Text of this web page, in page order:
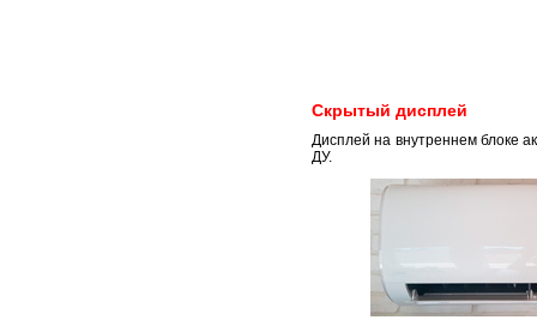
Скрытый дисплей
Дисплей на внутреннем блоке
ДУ.